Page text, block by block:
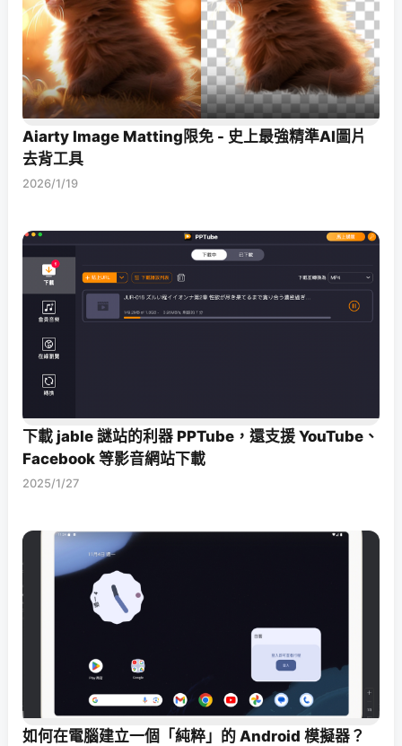
Aiarty Image Matting限免 - 史上最強精準AI圖片
去背工具
2026/1/19
下載 jable 謎站的利器 PPTube，還支援 YouTube、
Facebook 等影音網站下載
2025/1/27
如何在電腦建立一個「純粹」的 Android 模擬器？